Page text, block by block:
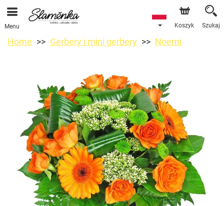
Menu Koszyk Szukaj
Home Gerbery i mini gerbery Noemi